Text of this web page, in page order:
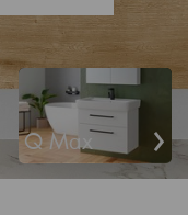
Q Max ›